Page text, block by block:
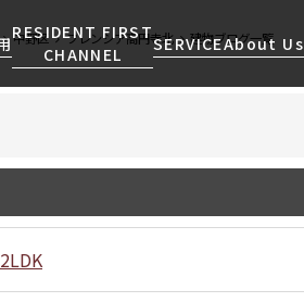
RESIDENT FIRST
CHANNEL
SERVICEAbout Us
登録
中野区 フレンシア高円寺北 建物ブログ一覧